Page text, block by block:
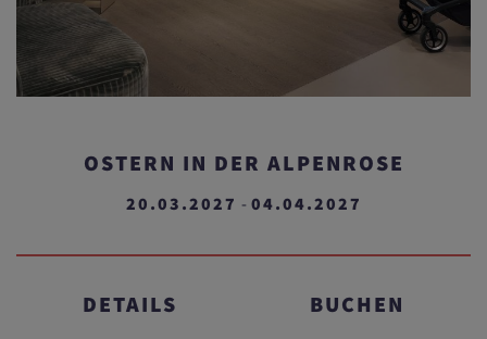
OSTERN IN DER ALPENROSE
20.03.2027 - 04.04.2027
DETAILS BUCHEN